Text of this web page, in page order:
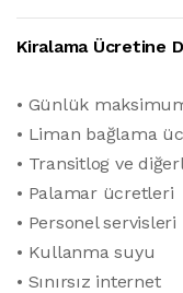
Kiralama Ücretine
• Günlük
• Liman bağlama
• Transitlog ve
• Palamar ücretleri
• Personel servisleri
• Kullanma suyu
• Sınırsız internet